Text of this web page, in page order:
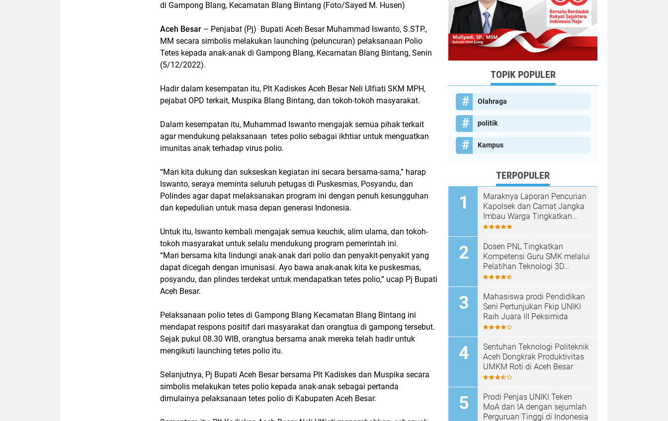
di Gampong Blang, Kecamatan Blang Bintang (Foto/Sayed M. Husen)
Aceh Besar – Penjabat (Pj) Bupati Aceh Besar Muhammad Iswanto, S.STP.,
MM secara simbolis melakukan launching (peluncuran) pelaksanaan Polio
Tetes kepada anak-anak di Gampong Blang, Kecamatan Blang Bintang, Senin
(5/12/2022).
Hadir dalam kesempatan itu, Plt Kadiskes Aceh Besar Neli Ulfiati SKM MPH,
pejabat OPD terkait, Muspika Blang Bintang, dan tokoh-tokoh masyarakat.
Dalam kesempatan itu, Muhammad Iswanto mengajak semua pihak terkait
agar mendukung pelaksanaan tetes polio sebagai ikhtiar untuk menguatkan
imunitas anak terhadap virus polio.
“Mari kita dukung dan sukseskan kegiatan ini secara bersama-sama,” harap
Iswanto, seraya meminta seluruh petugas di Puskesmas, Posyandu, dan
Polindes agar dapat melaksanakan program ini dengan penuh kesungguhan
dan kepedulian untuk masa depan generasi Indonesia.
Untuk itu, Iswanto kembali mengajak semua keuchik, alim ulama, dan tokoh-
tokoh masyarakat untuk selalu mendukung program pemerintah ini.
“Mari bersama kita lindungi anak-anak dari polio dan penyakit-penyakit yang
dapat dicegah dengan imunisasi. Ayo bawa anak-anak kita ke puskesmas,
posyandu, dan plindes terdekat untuk mendapatkan tetes polio,” ucap Pj Bupati
Aceh Besar.
Pelaksanaan polio tetes di Gampong Blang Kecamatan Blang Bintang ini
mendapat respons positif dari masyarakat dan orangtua di gampong tersebut.
Sejak pukul 08.30 WIB, orangtua bersama anak mereka telah hadir untuk
mengikuti launching tetes polio itu.
Selanjutnya, Pj Bupati Aceh Besar bersama Plt Kadiskes dan Muspika secara
simbolis melakukan tetes polio kepada anak-anak sebagai pertanda
dimulainya pelaksanaan tetes polio di Kabupaten Aceh Besar.
TOPIK POPULER
Olahraga
politik
Kampus
TERPOPULER
Maraknya Laporan Pencurian
Kapolsek dan Camat Jangka
Imbau Warga Tingkatkan
Kewaspadaan
Dosen PNL Tingkatkan
Kompetensi Guru SMK melalui
Pelatihan Teknologi 3D
Printing
Mahasiswa prodi Pendidikan
Seni Pertunjukan Fkip UNIKI
Raih Juara III Peksimida
Sentuhan Teknologi Politeknik
Aceh Dongkrak Produktivitas
UMKM Roti di Aceh Besar
Prodi Penjas UNIKI Teken
MoA dan IA dengan sejumlah
Perguruan Tinggi di Indonesia